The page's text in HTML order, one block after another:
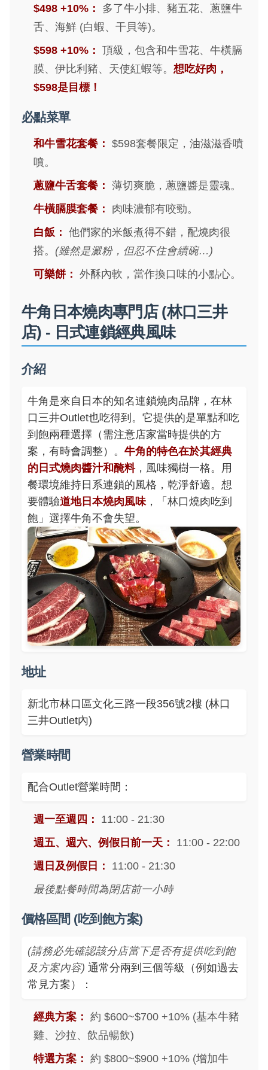
$498 +10%：
多了牛小排、豬五花、蔥鹽牛
舌、海鮮 (白蝦、干貝等)。
$598 +10%： 頂級，包含和牛雪花、牛橫膈
膜、伊比利豬、天使紅蝦等。 想吃好肉，
$598是目標！
必點菜單
和牛雪花套餐： $598套餐限定，油滋滋香噴
噴。
蔥鹽牛舌套餐： 薄切爽脆，蔥鹽醬是靈魂。
牛橫膈膜套餐：
肉味濃郁有咬勁。
白飯： 他們家的米飯煮得不錯，配燒肉很
搭。 (雖然是澱粉，但忍不住會續碗…)
可樂餅： 外酥內軟，當作換口味的小點心。
牛角日本燒肉專門店 (林口三井
店) - 日式連鎖經典風味
介紹
牛角是來自日本的知名連鎖燒肉品牌，在林
口三井Outlet也吃得到。它提供的是單點和吃
到飽兩種選擇（需注意店家當時提供的方
案，有時會調整）。 牛角的特色在於其經典
的日式燒肉醬汁和醃料，風味獨樹一格。用
餐環境維持日系連鎖的風格，乾淨舒適。想
要體驗道地日本燒肉風味，「林口燒肉吃到
飽」選擇牛角不會失望。
地址
新北市林口區文化三路一段356號2樓 (林口
三井Outlet內)
營業時間
配合Outlet營業時間：
週一至週四：
11:00 - 21:30
週五、週六、例假日前一天：
11:00 - 22:00
週日及例假日：
11:00 - 21:30
最後點餐時間為閉店前一小時
價格區間 (吃到飽方案)
(請務必先確認該分店當下是否有提供吃到飽
及方案內容) 通常分兩到三個等級（例如過去
常見方案）：
經典方案： 約 $600~$700 +10% (基本牛豬
雞、沙拉、飲品暢飲)
特選方案： 約 $800~$900 +10% (增加牛